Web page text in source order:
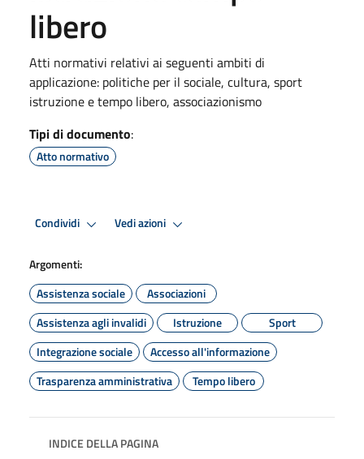
libero
Atti normativi relativi ai seguenti ambiti di
applicazione: politiche per il sociale, cultura, sport
istruzione e tempo libero, associazionismo
Tipi di documento:
Atto normativo
Condividi Vedi azioni
Argomenti:
Assistenza sociale
Associazioni
Assistenza agli invalidi
Istruzione
Sport
Integrazione sociale
Accesso all'informazione
Trasparenza amministrativa
Tempo libero
INDICE DELLA PAGINA